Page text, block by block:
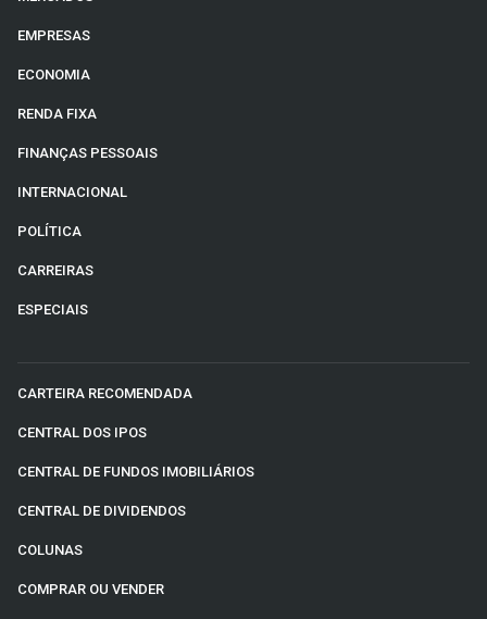
EMPRESAS
ECONOMIA
RENDA FIXA
FINANÇAS PESSOAIS
INTERNACIONAL
POLÍTICA
CARREIRAS
ESPECIAIS
CARTEIRA RECOMENDADA
CENTRAL DOS IPOS
CENTRAL DE FUNDOS IMOBILIÁRIOS
CENTRAL DE DIVIDENDOS
COLUNAS
COMPRAR OU VENDER